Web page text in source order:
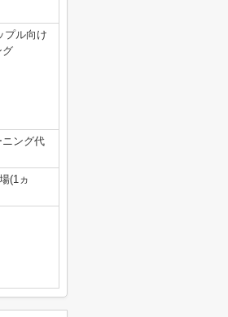
プル向け
グ
ニング代
(1ヵ